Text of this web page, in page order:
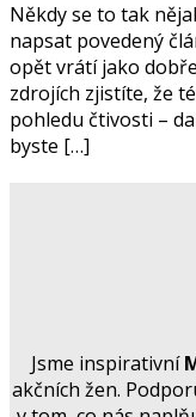
Někdy se to tak
napsat povedený
opět vrátí jako
zdrojích zjistíte, že
pohledu čtivosti –
byste […]
Jsme inspirativní
akčních žen.